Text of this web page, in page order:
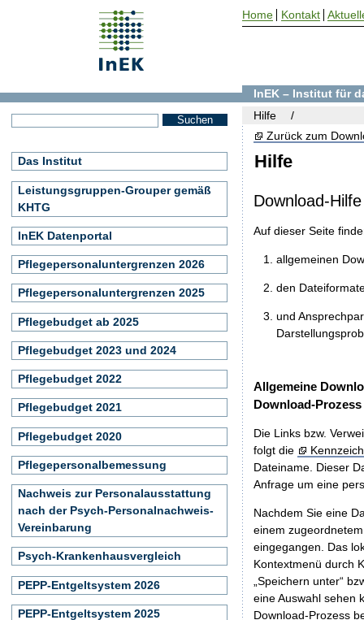
Hilfe
Zurück zum
Download-Hilfe
Auf dieser Seite
allgemeinen
den
und
Allgemeine
Download-Prozess
Die Links bzw.
folgt die
Dateiname. Dieser
Anfrage um eine
Nachdem Sie eine
einem
eingegangen. Das
Kontextmenü durch
„Speichern unter“
eine Auswahl sehen
Download-Prozess
InEK – Institut für
Hilfe
Das Institut
Leistungsgruppen-Grouper gemäß
KHTG
InEK Datenportal
Pflegepersonaluntergrenzen 2026
Pflegepersonaluntergrenzen 2025
Pflegebudget ab 2025
Pflegebudget 2023 und 2024
Pflegebudget 2022
Pflegebudget 2021
Pflegebudget 2020
Pflegepersonalbemessung
Nachweis zur Personalausstattung
nach der Psych-Personalnachweis-
Vereinbarung
Psych-Krankenhausvergleich
PEPP-Entgeltsystem 2026
PEPP-Entgeltsystem 2025
Home Kontakt